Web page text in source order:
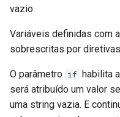
vazio.
Variáveis definidas com
sobrescritas por
O parâmetro if habilita
será atribuído um valor
uma string vazia. E